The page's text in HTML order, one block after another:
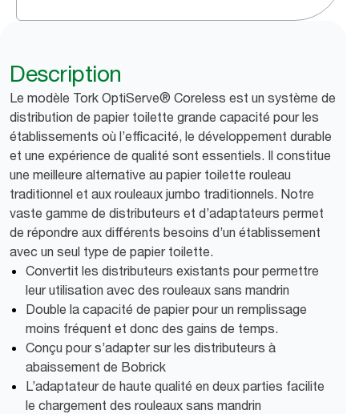
Description
Le modèle Tork OptiServe® Coreless est un système de
distribution de papier toilette grande capacité pour les
établissements où l’efficacité, le développement durable
et une expérience de qualité sont essentiels. Il constitue
une meilleure alternative au papier toilette rouleau
traditionnel et aux rouleaux jumbo traditionnels. Notre
vaste gamme de distributeurs et d’adaptateurs permet
de répondre aux différents besoins d’un établissement
avec un seul type de papier toilette.
Convertit les distributeurs existants pour permettre
leur utilisation avec des rouleaux sans mandrin
Double la capacité de papier pour un remplissage
moins fréquent et donc des gains de temps.
Conçu pour s’adapter sur les distributeurs à
abaissement de Bobrick
L’adaptateur de haute qualité en deux parties facilite
le chargement des rouleaux sans mandrin